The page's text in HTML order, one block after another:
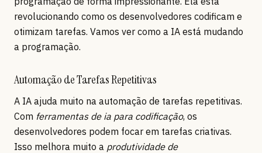
revolucionando como os desenvolvedores codificam e
otimizam tarefas. Vamos ver como a IA está mudando
a programação.
Automação de Tarefas Repetitivas
A IA ajuda muito na automação de tarefas repetitivas.
Com ferramentas de ia para codificação, os
desenvolvedores podem focar em tarefas criativas.
Isso melhora muito a produtividade de